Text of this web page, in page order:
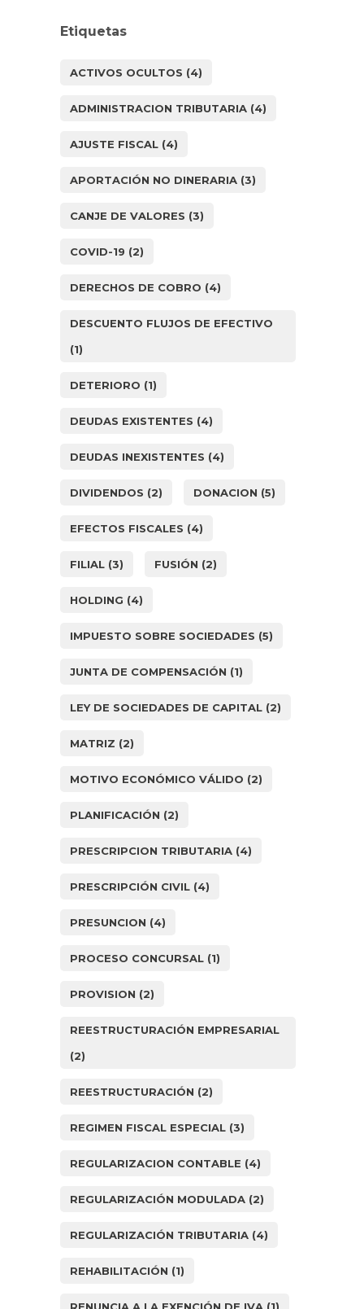
Etiquetas
ACTIVOS OCULTOS (4)
ADMINISTRACION TRIBUTARIA (4)
AJUSTE FISCAL (4)
APORTACIÓN NO DINERARIA (3)
CANJE DE VALORES (3)
COVID-19 (2)
DERECHOS DE COBRO (4)
DESCUENTO FLUJOS DE EFECTIVO
(1)
DETERIORO (1)
DEUDAS EXISTENTES (4)
DEUDAS INEXISTENTES (4)
DIVIDENDOS (2) DONACION (5)
EFECTOS FISCALES (4)
FILIAL (3) FUSIÓN (2)
HOLDING (4)
IMPUESTO SOBRE SOCIEDADES (5)
JUNTA DE COMPENSACIÓN (1)
LEY DE SOCIEDADES DE CAPITAL (2)
MATRIZ (2)
MOTIVO ECONÓMICO VÁLIDO (2)
PLANIFICACIÓN (2)
PRESCRIPCION TRIBUTARIA (4)
PRESCRIPCIÓN CIVIL (4)
PRESUNCION (4)
PROCESO CONCURSAL (1)
PROVISION (2)
REESTRUCTURACIÓN EMPRESARIAL
(2)
REESTRUCTURACIÓN (2)
REGIMEN FISCAL ESPECIAL (3)
REGULARIZACION CONTABLE (4)
REGULARIZACIÓN MODULADA (2)
REGULARIZACIÓN TRIBUTARIA (4)
REHABILITACIÓN (1)